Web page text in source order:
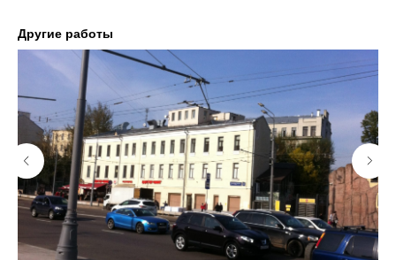
Другие работы